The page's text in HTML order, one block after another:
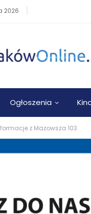
2026
Ogłoszenia
z Mazowsza 103